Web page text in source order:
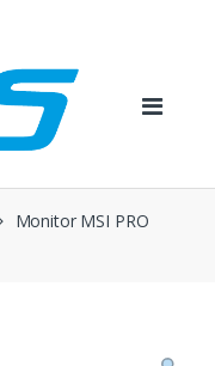
Monitor MSI PRO